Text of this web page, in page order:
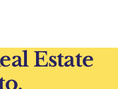
Estate